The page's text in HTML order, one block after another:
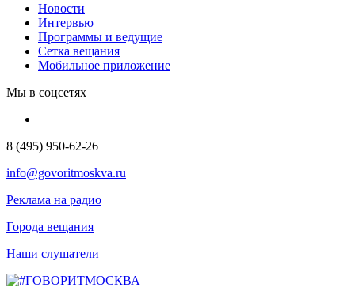
Новости
Интервью
Программы и ведущие
Сетка вещания
Мобильное приложение
Мы в соцсетях
8 (495) 950-62-26
info@govoritmoskva.ru
Реклама на радио
Города вещания
Наши слушатели